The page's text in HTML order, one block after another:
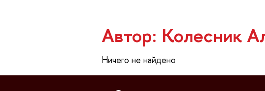
Автор: Колесник
Ничего не найдено